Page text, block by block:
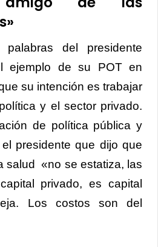
del presidente
ejemplo de su POT en
su intención es trabajar
y el sector privado.
de política pública y
presidente que dijo que
salud «no se estatiza, las
privado, es capital
Los costos son del